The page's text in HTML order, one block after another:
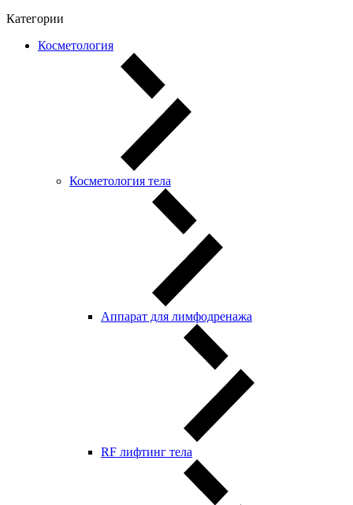
Категории
Косметология
Косметология тела
Аппарат для лимфодренажа
RF лифтинг тела